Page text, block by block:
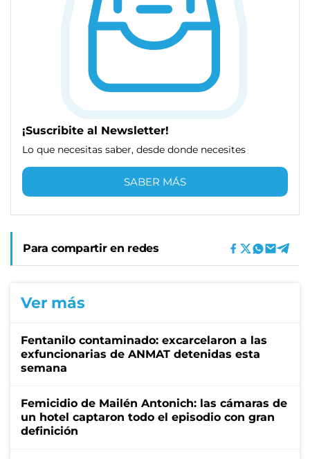
¡Suscribite al Newsletter!
Lo que necesitas saber, desde donde necesites
SABER MÁS
Para compartir en redes
Ver más
Fentanilo contaminado: excarcelaron a las
exfuncionarias de ANMAT detenidas esta
semana
Femicidio de Mailén Antonich: las cámaras de
un hotel captaron todo el episodio con gran
definición